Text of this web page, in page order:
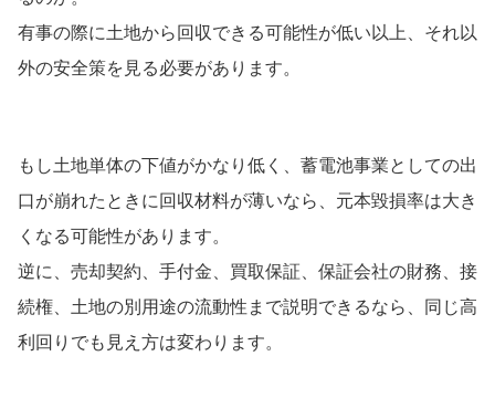
有事の際に土地から回収できる可能性が低い以上、それ以
外の安全策を見る必要があります。
もし土地単体の下値がかなり低く、蓄電池事業としての出
口が崩れたときに回収材料が薄いなら、元本毀損率は大き
くなる可能性があります。
逆に、売却契約、手付金、買取保証、保証会社の財務、接
続権、土地の別用途の流動性まで説明できるなら、同じ高
利回りでも見え方は変わります。